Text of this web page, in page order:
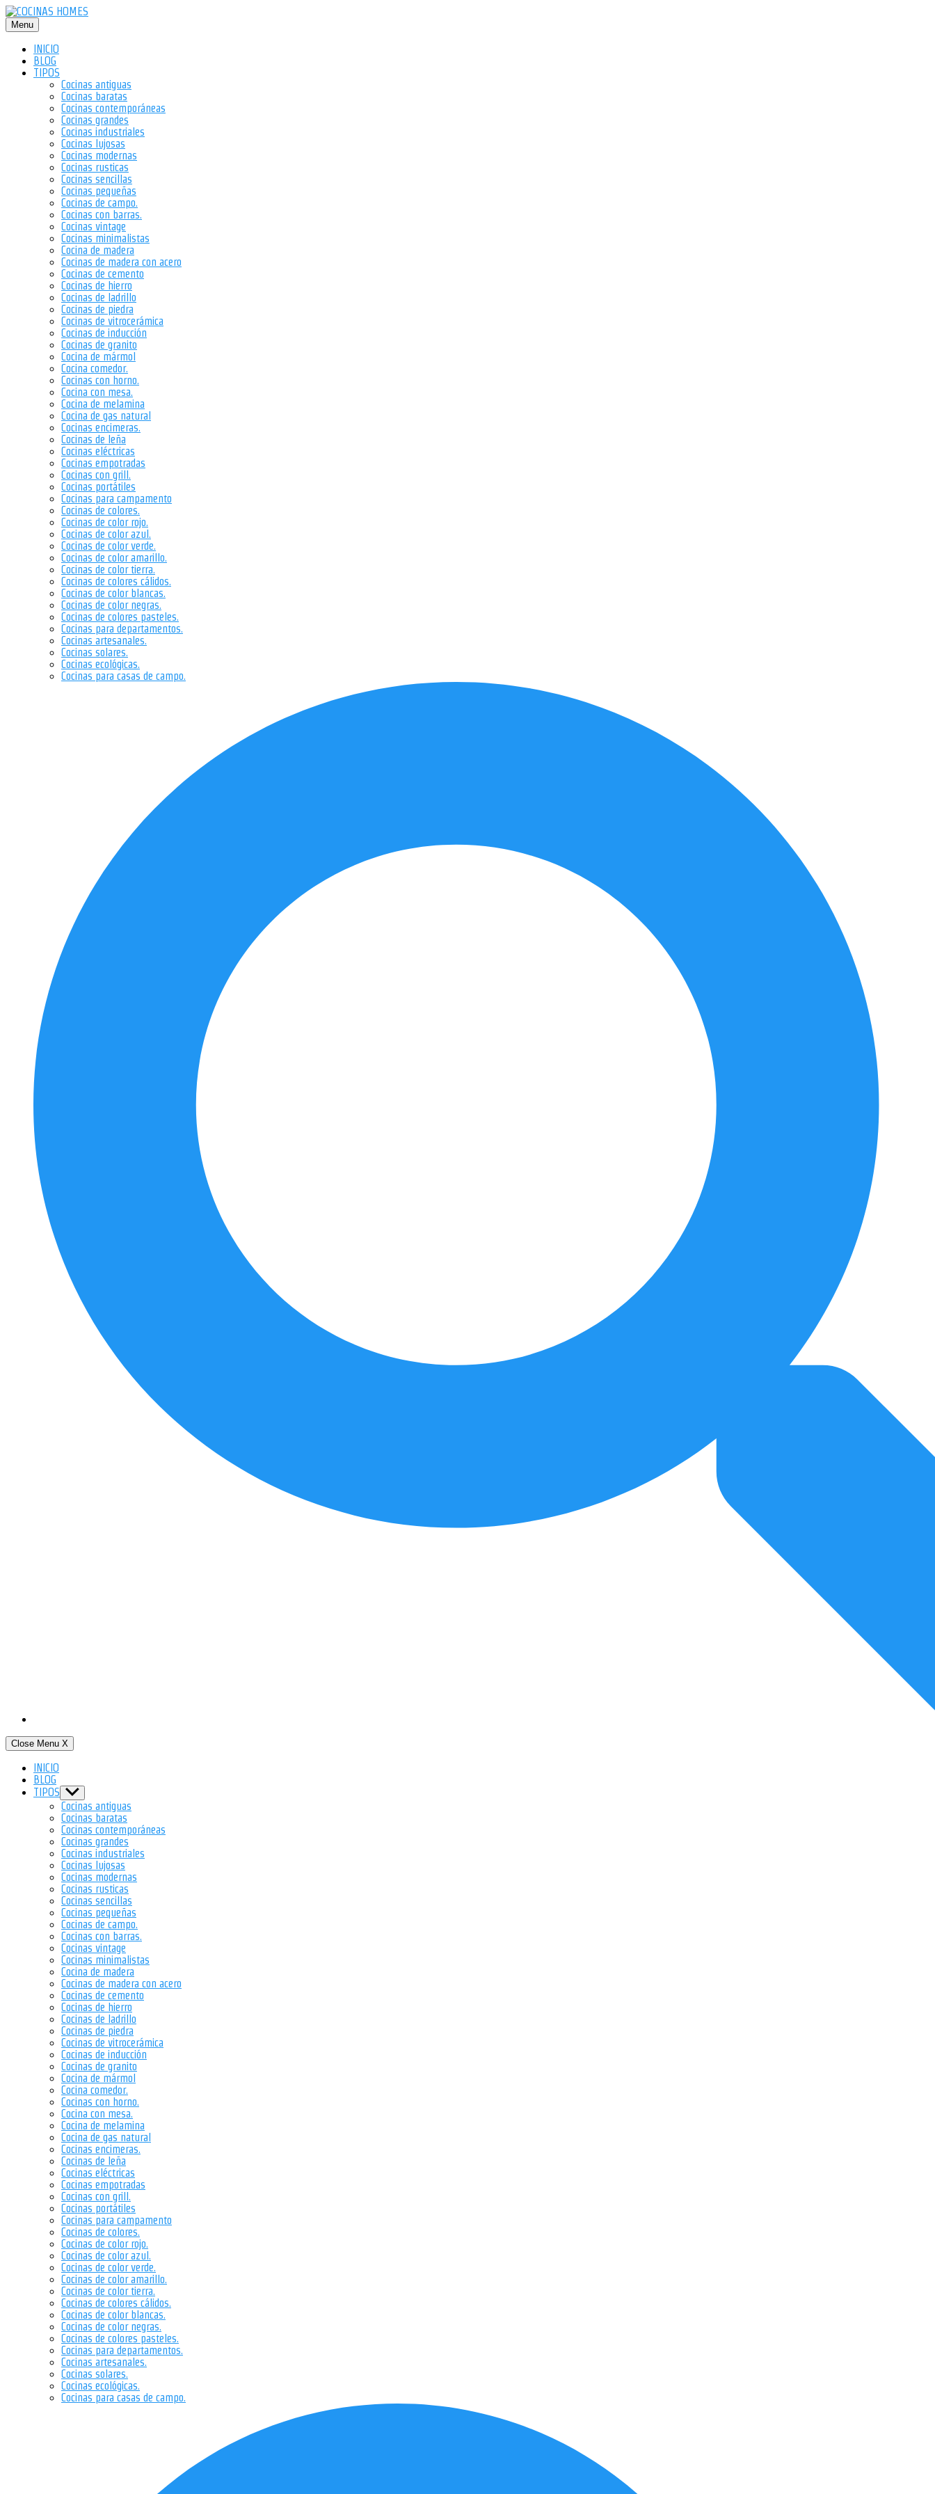
Saltar
al
contenido
Menu
INICIO
BLOG
TIPOS
Cocinas antiguas
Cocinas baratas
Cocinas contemporáneas
Cocinas grandes
Cocinas industriales
Cocinas lujosas
Cocinas modernas
Cocinas rusticas
Cocinas sencillas
Cocinas pequeñas
Cocinas de campo.
Cocinas con barras.
Cocinas vintage
Cocinas minimalistas
Cocina de madera
Cocinas de madera con acero
Cocinas de cemento
Cocinas de hierro
Cocinas de ladrillo
Cocinas de piedra
Cocinas de vitrocerámica
Cocinas de inducción
Cocinas de granito
Cocina de mármol
Cocina comedor.
Cocinas con horno.
Cocina con mesa.
Cocina de melamina
Cocina de gas natural
Cocinas encimeras.
Cocinas de leña
Cocinas eléctricas
Cocinas empotradas
Cocinas con grill.
Cocinas portátiles
Cocinas para campamento
Cocinas de colores.
Cocinas de color rojo.
Cocinas de color azul.
Cocinas de color verde.
Cocinas de color amarillo.
Cocinas de color tierra.
Cocinas de colores cálidos.
Cocinas de color blancas.
Cocinas de color negras.
Cocinas de colores pasteles.
Cocinas para departamentos.
Cocinas artesanales.
Cocinas solares.
Cocinas ecológicas.
Cocinas para casas de campo.
Close Menu X
INICIO
BLOG
TIPOS Show
sub
menu
Cocinas antiguas
Cocinas baratas
Cocinas contemporáneas
Cocinas grandes
Cocinas industriales
Cocinas lujosas
Cocinas modernas
Cocinas rusticas
Cocinas sencillas
Cocinas pequeñas
Cocinas de campo.
Cocinas con barras.
Cocinas vintage
Cocinas minimalistas
Cocina de madera
Cocinas de madera con acero
Cocinas de cemento
Cocinas de hierro
Cocinas de ladrillo
Cocinas de piedra
Cocinas de vitrocerámica
Cocinas de inducción
Cocinas de granito
Cocina de mármol
Cocina comedor.
Cocinas con horno.
Cocina con mesa.
Cocina de melamina
Cocina de gas natural
Cocinas encimeras.
Cocinas de leña
Cocinas eléctricas
Cocinas empotradas
Cocinas con grill.
Cocinas portátiles
Cocinas para campamento
Cocinas de colores.
Cocinas de color rojo.
Cocinas de color azul.
Cocinas de color verde.
Cocinas de color amarillo.
Cocinas de color tierra.
Cocinas de colores cálidos.
Cocinas de color blancas.
Cocinas de color negras.
Cocinas de colores pasteles.
Cocinas para departamentos.
Cocinas artesanales.
Cocinas solares.
Cocinas ecológicas.
Cocinas para casas de campo.